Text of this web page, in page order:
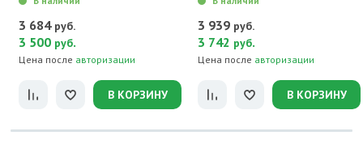
3 684 руб.
3 500 руб.
Цена после авторизации
В КОРЗИНУ
3 939 руб.
3 742 руб.
Цена после авторизации
В КОРЗИНУ